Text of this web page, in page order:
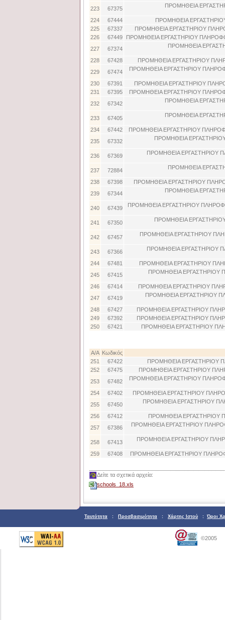
223 67375 ΠΡΟΜΗΘΕΙΑ
224 67444
ΠΡΟΜΗΘΕΙΑ
225
67337
ΠΡΟΜΗΘΕΙΑ ΕΡΓΑΣΤΗΡΙΟΥ
226
67449
ΠΡΟΜΗΘΕΙΑ ΕΡΓΑΣΤΗΡΙΟΥ
227
67374 ΠΡΟΜΗΘΕΙΑ
228 67428
ΠΡΟΜΗΘΕΙΑ ΕΡΓΑΣΤΗΡΙΟΥ
229
67474 ΠΡΟΜΗΘΕΙΑ ΕΡΓΑΣΤΗΡΙΟΥ
230 67391
ΠΡΟΜΗΘΕΙΑ ΕΡΓΑΣΤΗΡΙΟΥ
231
67395
ΠΡΟΜΗΘΕΙΑ ΕΡΓΑΣΤΗΡΙΟΥ
232
67342 ΠΡΟΜΗΘΕΙΑ
233 67405 ΠΡΟΜΗΘΕΙΑ
234 67442
ΠΡΟΜΗΘΕΙΑ ΕΡΓΑΣΤΗΡΙΟΥ
235
67332 ΠΡΟΜΗΘΕΙΑ
236 67369 ΠΡΟΜΗΘΕΙΑ ΕΡΓΑΣΤΗΡΙΟΥ
237 72884 ΠΡΟΜΗΘΕΙΑ
238 67398
ΠΡΟΜΗΘΕΙΑ ΕΡΓΑΣΤΗΡΙΟΥ
239
67344 ΠΡΟΜΗΘΕΙΑ
240 67439 ΠΡΟΜΗΘΕΙΑ ΕΡΓΑΣΤΗΡΙΟΥ
241 67350 ΠΡΟΜΗΘΕΙΑ
242 67457 ΠΡΟΜΗΘΕΙΑ ΕΡΓΑΣΤΗΡΙΟΥ
243 67366 ΠΡΟΜΗΘΕΙΑ ΕΡΓΑΣΤΗΡΙΟΥ
244 67481
ΠΡΟΜΗΘΕΙΑ ΕΡΓΑΣΤΗΡΙΟΥ
245
67415 ΠΡΟΜΗΘΕΙΑ ΕΡΓΑΣΤΗΡΙΟΥ
246 67414
ΠΡΟΜΗΘΕΙΑ ΕΡΓΑΣΤΗΡΙΟΥ
247
67419 ΠΡΟΜΗΘΕΙΑ ΕΡΓΑΣΤΗΡΙΟΥ
248 67427
ΠΡΟΜΗΘΕΙΑ ΕΡΓΑΣΤΗΡΙΟΥ
249
67392
ΠΡΟΜΗΘΕΙΑ ΕΡΓΑΣΤΗΡΙΟΥ
250
67421 ΠΡΟΜΗΘΕΙΑ ΕΡΓΑΣΤΗΡΙΟΥ
Α/Α
Κωδικός
251
67422
ΠΡΟΜΗΘΕΙΑ ΕΡΓΑΣΤΗΡΙΟΥ
252
67475
ΠΡΟΜΗΘΕΙΑ ΕΡΓΑΣΤΗΡΙΟΥ
253
67482 ΠΡΟΜΗΘΕΙΑ ΕΡΓΑΣΤΗΡΙΟΥ
254 67402
ΠΡΟΜΗΘΕΙΑ ΕΡΓΑΣΤΗΡΙΟΥ
255
67450 ΠΡΟΜΗΘΕΙΑ ΕΡΓΑΣΤΗΡΙΟΥ
256 67412
ΠΡΟΜΗΘΕΙΑ ΕΡΓΑΣΤΗΡΙΟΥ
257
67386 ΠΡΟΜΗΘΕΙΑ ΕΡΓΑΣΤΗΡΙΟΥ
258 67413 ΠΡΟΜΗΘΕΙΑ ΕΡΓΑΣΤΗΡΙΟΥ
259 67408 ΠΡΟΜΗΘΕΙΑ ΕΡΓΑΣΤΗΡΙΟΥ
Δείτε τα σχετικά αρχεία:
schools_18.xls
Ταυτότητα : Προσβασιμότητα : Χάρτης Ιστού : Όροι
©2005